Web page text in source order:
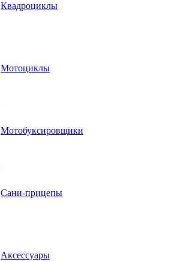
Квадроциклы
Мотоциклы
Мотобуксировщики
Сани-прицепы
Аксессуары